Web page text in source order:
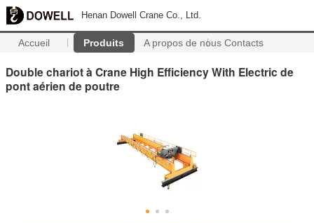
Henan Dowell Crane Co., Ltd.
Accueil Produits A propos de nous Contacts
Double chariot à Crane High Efficiency With Electric de
pont aérien de poutre